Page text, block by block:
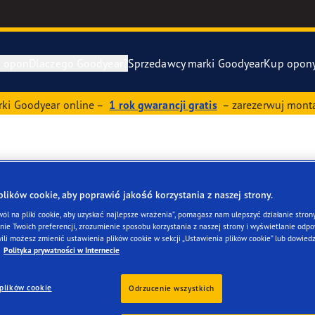
zapasowemobilności elektrycznej
RACING
Goodyear
Vector
UltraGrip
Pokaż
Sprzedawcy marki GoodyearKup
Goodyear online – 1 rok gwarancji gratis – zarezerwuj
dla klientów
cookie, aby poprawić jakość korzystania z naszej strony.
na pliki cookie, aby uzyskać najlepsze wrażenia”, pomagasz nam ulepszyć działanie
Twoich preferencji, zrozumienie sposobu korzystania z naszej strony i wyświetlanie
możesz zmienić ustawienia plików cookie w sekcji „Ustawienia plików cookie” lub
Polityka prywatności w Internecie
cookie Odrzucenie wszystkich